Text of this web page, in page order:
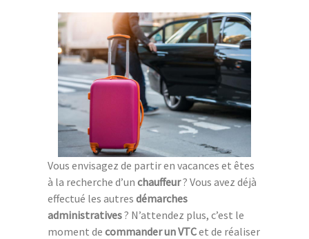
Vous envisagez de partir en vacances et êtes
à la recherche d’un chauffeur? Vous avez déjà
effectué les autres démarches
administratives? N’attendez plus, c’est le
moment de commander un VTCet de réaliser